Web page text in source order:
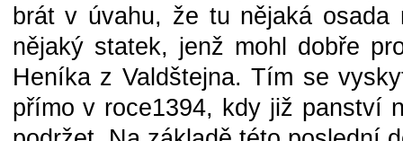
brát v úvahu, že tu nějaká
nějaký statek, jenž mohl dobře
Heníka z Valdštejna. Tím se
přímo v roce1394, kdy již panství